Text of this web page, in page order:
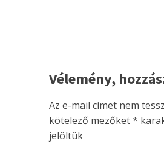
Vélemény,
Az e-mail címet nem
kötelező mezőket*
jelöltük